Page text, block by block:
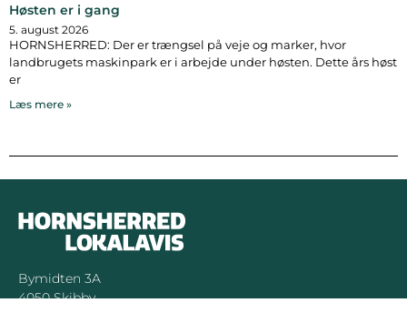
Høsten er i gang
5. august 2026
HORNSHERRED: Der er trængsel på veje og marker, hvor
landbrugets maskinpark er i arbejde under høsten. Dette års høst
er
Læs mere »
Bymidten 3A
4050 Skibby